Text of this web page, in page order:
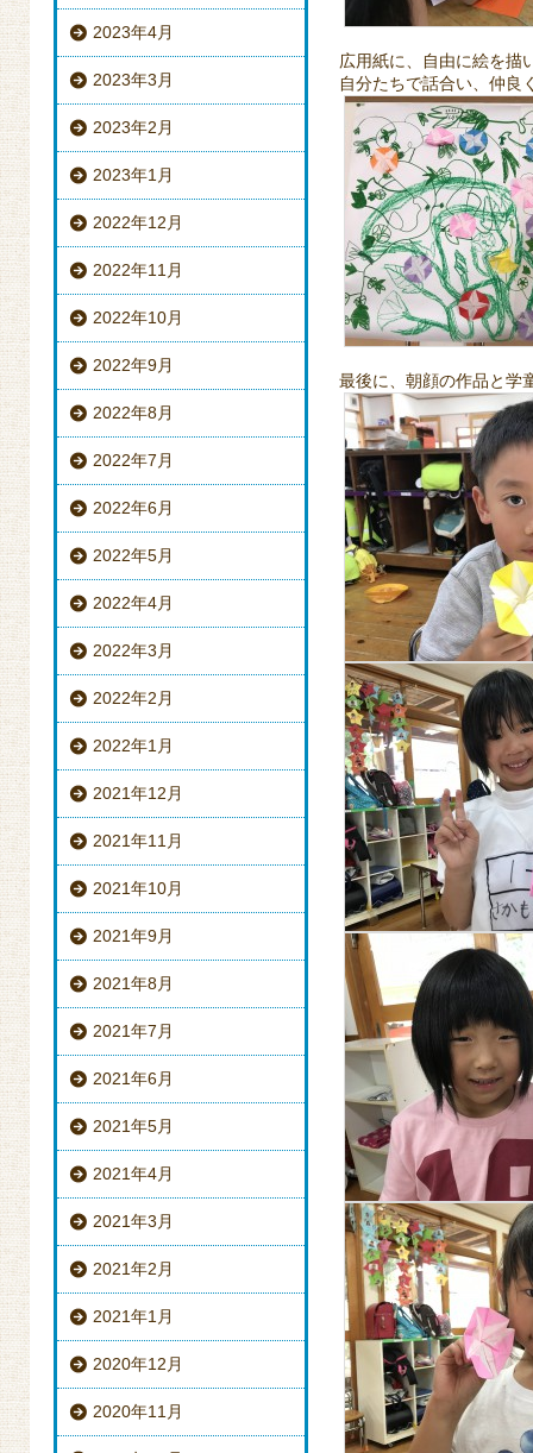
2023年4月
2023年3月
2023年2月
2023年1月
2022年12月
2022年11月
2022年10月
2022年9月
2022年8月
2022年7月
2022年6月
2022年5月
2022年4月
2022年3月
2022年2月
2022年1月
2021年12月
2021年11月
2021年10月
2021年9月
2021年8月
2021年7月
2021年6月
2021年5月
2021年4月
2021年3月
2021年2月
2021年1月
2020年12月
2020年11月
広用紙に、自由に絵を描
自分たちで話合い、仲
最後に、朝顔の作品と学